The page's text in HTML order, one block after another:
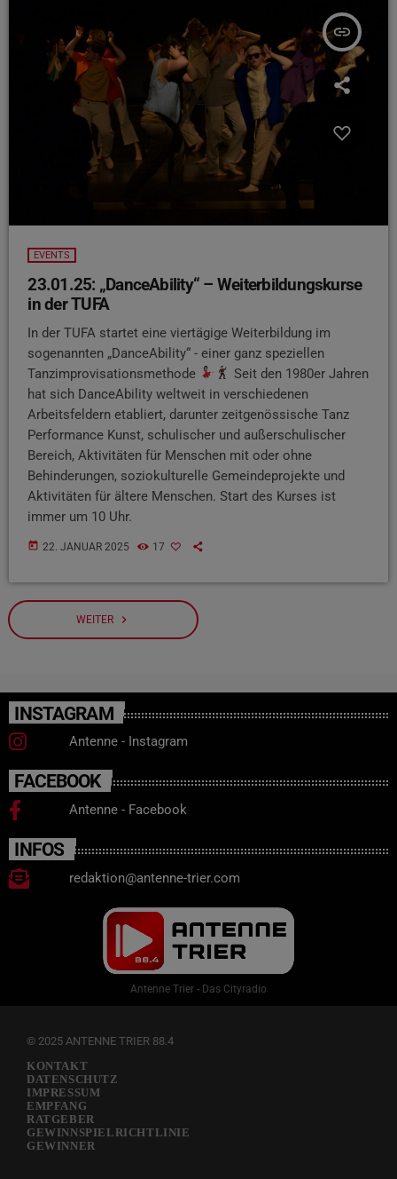
insert_link
EVENTS
23.01.25: „DanceAbility“ – Weiterbildungskurse
in der TUFA
In der TUFA startet eine viertägige Weiterbildung im
sogenannten „DanceAbility“ - einer ganz speziellen
Tanzimprovisationsmethode
Seit den 1980er Jahren
hat sich DanceAbility weltweit in verschiedenen
Arbeitsfeldern etabliert, darunter zeitgenössische Tanz
Performance Kunst, schulischer und außerschulischer
Bereich, Aktivitäten für Menschen mit oder ohne
Behinderungen, soziokulturelle Gemeindeprojekte und
Aktivitäten für ältere Menschen. Start des Kurses ist
immer um 10 Uhr.
today 22. JANUAR 2025 17
WEITER navigate_next
INSTAGRAM
Antenne - Instagram
FACEBOOK
Antenne - Facebook
INFOS
redaktion@antenne-trier.com
Antenne Trier - Das Cityradio
© 2025 ANTENNE TRIER 88.4
KONTAKT
DATENSCHUTZ
IMPRESSUM
EMPFANG
RATGEBER
GEWINNSPIELRICHTLINIE
GEWINNER